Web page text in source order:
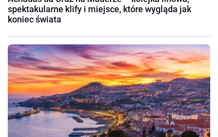
spektakularne klify i miejsce, które wygląda jak
koniec świata